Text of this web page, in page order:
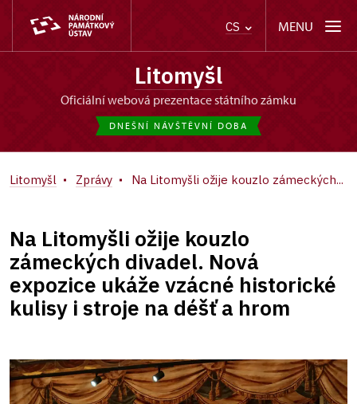
CS MENU
Litomyšl
oficiální webová prezentace státního zámku
DNEŠNÍ NÁVŠTĚVNÍ DOBA
Litomyšl Zprávy Na Litomyšli ožije kouzlo zámeckých...
Na Litomyšli ožije kouzlo
zámeckých divadel. Nová
expozice ukáže vzácné historické
kulisy i stroje na déšť a hrom